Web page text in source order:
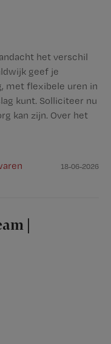
het verschil
geef je
met flexibele uren in
kunt. Solliciteer nu
kan zijn. Over het
18-06-2026
|